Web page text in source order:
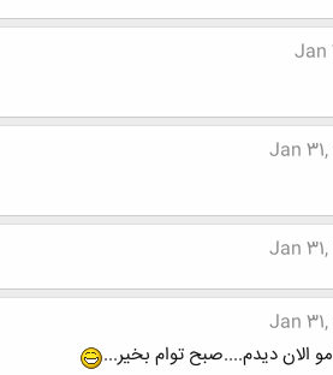
Jan
Jan 31,
Jan 31,
Jan 31,
الان دیدم....صبح توام بخیر...